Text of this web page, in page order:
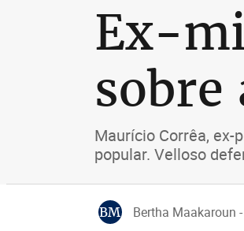
Ex-
sobre
Maurício Corrêa, ex-
popular. Velloso
BM Bertha Maakaroun